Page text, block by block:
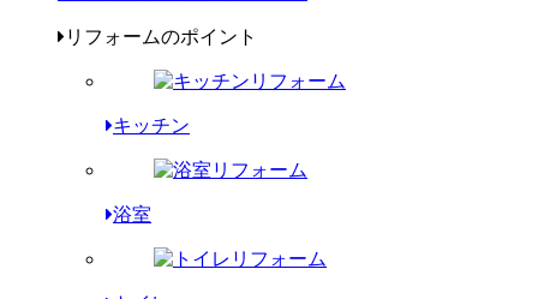
リフォームのポイント
キッチン
浴室